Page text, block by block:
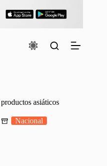
asiáticos
Nacional